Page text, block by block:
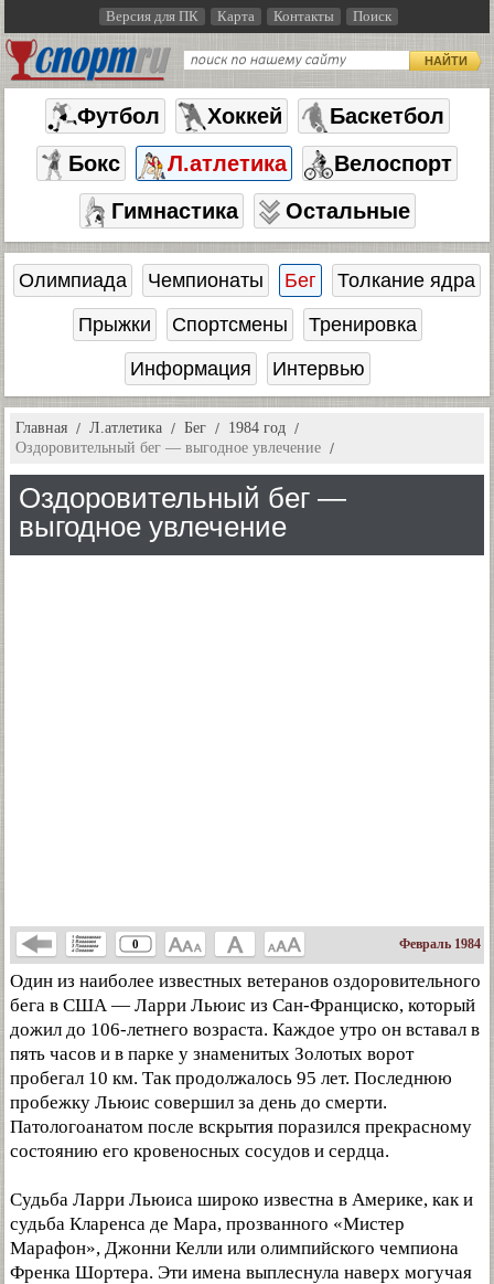
Версия для ПК Карта Контакты Поиск
НАЙТИ
Футбол Хоккей
Баскетбол
Бокс
Л.атлетика
Велоспорт
Гимнастика
Остальные
Олимпиада Чемпионаты Бег
Толкание ядра
Прыжки
Спортсмены
Тренировка
Информация
Интервью
Главная Л.атлетика Бег
1984 год
Оздоровительный бег — выгодное увлечение
Оздоровительный бег —
выгодное увлечение
0 Февраль 1984
Один из наиболее известных ветеранов оздоровительного
бега в США — Ларри Льюис из Сан-Франциско, который
дожил до 106-летнего возраста. Каждое утро он вставал в
пять часов и в парке у знаменитых Золотых ворот
пробегал 10 км. Так продолжалось 95 лет. Последнюю
пробежку Льюис совершил за день до смерти.
Патологоанатом после вскрытия поразился прекрасному
состоянию его кровеносных сосудов и сердца.
Судьба Ларри Льюиса широко известна в Америке, как и
судьба Кларенса де Мара, прозванного «Мистер
Марафон», Джонни Келли или олимпийского чемпиона
Френка Шортера. Эти имена выплеснула наверх могучая